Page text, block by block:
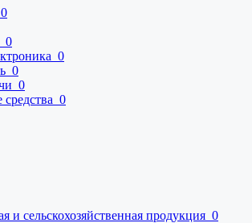
0
0
0
0
0
0
и сельскохозяйственная продукция 0